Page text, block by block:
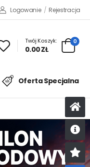
Logowanie / Rejestracja
Twój Koszyk:
0.00 ZŁ
0
Oferta Specjalna